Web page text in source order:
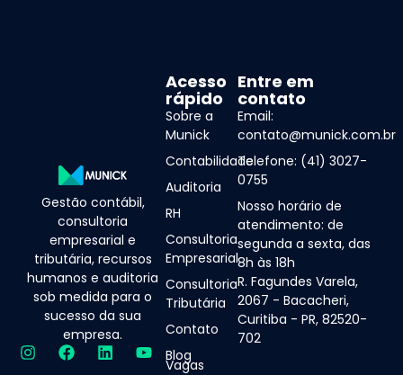
Gestão contábil,
consultoria
empresarial e
tributária, recursos
humanos e auditoria
sob medida para o
sucesso da sua
empresa.
Acesso
rápido
Sobre a
Munick
Contabilidade
Auditoria
RH
Consultoria
Empresarial
Consultoria
Tributária
Contato
Blog
Vagas
Entre em
contato
Email:
contato@munick.com.br
Telefone: (41) 3027-
0755
Nosso horário de
atendimento: de
segunda a sexta, das
8h às 18h
R. Fagundes Varela,
2067 - Bacacheri,
Curitiba - PR, 82520-
702